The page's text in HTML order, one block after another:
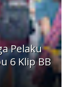
Pelaku
6 Klip BB